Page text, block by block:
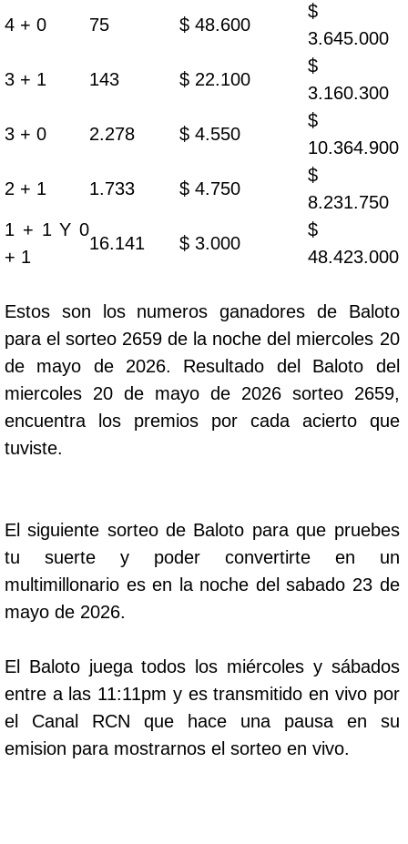
4 + 0 75 $ 48.600
$
3.645.000
3 + 1 143 $ 22.100
$
3.160.300
3 + 0 2.278 $ 4.550
$
10.364.900
2 + 1 1.733 $ 4.750
$
8.231.750
1 + 1 Y 0
+ 1
16.141 $ 3.000
$
48.423.000
Estos son los numeros ganadores de Baloto
para el sorteo 2659 de la noche del miercoles 20
de mayo de 2026. Resultado del Baloto del
miercoles 20 de mayo de 2026 sorteo 2659,
encuentra los premios por cada acierto que
tuviste.
El siguiente sorteo de Baloto para que pruebes
tu suerte y poder convertirte en un
multimillonario es en la noche del sabado 23 de
mayo de 2026.
El Baloto juega todos los miércoles y sábados
entre a las 11:11pm y es transmitido en vivo por
el Canal RCN que hace una pausa en su
emision para mostrarnos el sorteo en vivo.